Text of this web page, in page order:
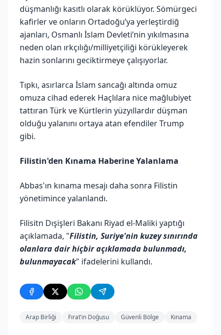
düşmanlığı kasıtlı olarak körüklüyor. Sömürgeci
kafirler ve onların Ortadoğu’ya yerleştirdiğ
ajanları, Osmanlı İslam Devleti’nin yıkılmasına
neden olan ırkçılığı/milliyetçiliği körükleyerek
hazin sonlarını geciktirmeye çalışıyorlar.
Tıpkı, asırlarca İslam sancağı altında omuz
omuza cihad ederek Haçlılara nice mağlubiyet
tattıran Türk ve Kürtlerin yüzyıllardır düşman
olduğu yalanını ortaya atan efendiler Trump
gibi.
Filistin'den Kınama Haberine Yalanlama
Abbas'ın kınama mesajı daha sonra Filistin
yönetimince yalanlandı.
Filisitn Dışişleri Bakanı Riyad el-Maliki yaptığı
açıklamada, "Filistin, Suriye'nin kuzey sınırında
olanlara dair hiçbir açıklamada bulunmadı,
bulunmayacak" ifadelerini kullandı.
Arap Birliği Fırat’ın Doğusu Güvenli Bölge Kınama